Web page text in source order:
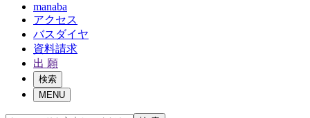
manaba
アクセス
バスダイヤ
資料請求
出 願
検索
MENU